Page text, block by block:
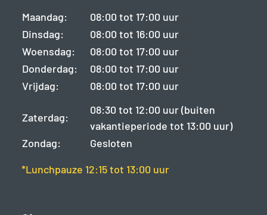
Maandag:
08:00 tot 17:00 uur
Dinsdag:
08:00 tot 16:00 uur
Woensdag:
08:00 tot 17:00 uur
Donderdag:
08:00 tot 17:00 uur
Vrijdag:
08:00 tot 17:00 uur
Zaterdag:
08:30 tot 12:00 uur (buiten
vakantieperiode tot 13:00 uur)
Zondag:
Gesloten
*Lunchpauze 12:15 tot 13:00 uur